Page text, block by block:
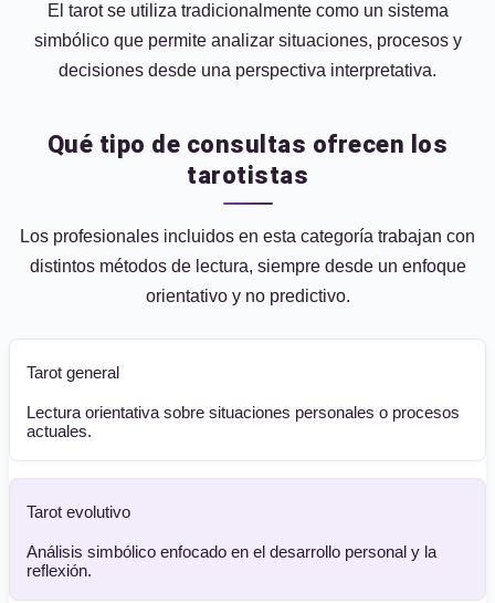
El tarot se utiliza tradicionalmente como un sistema
simbólico que permite analizar situaciones, procesos y
decisiones desde una perspectiva interpretativa.
Qué tipo de consultas ofrecen los
tarotistas
Los profesionales incluidos en esta categoría trabajan con
distintos métodos de lectura, siempre desde un enfoque
orientativo y no predictivo.
Tarot general
Lectura orientativa sobre situaciones personales o procesos
actuales.
Tarot evolutivo
Análisis simbólico enfocado en el desarrollo personal y la
reflexión.